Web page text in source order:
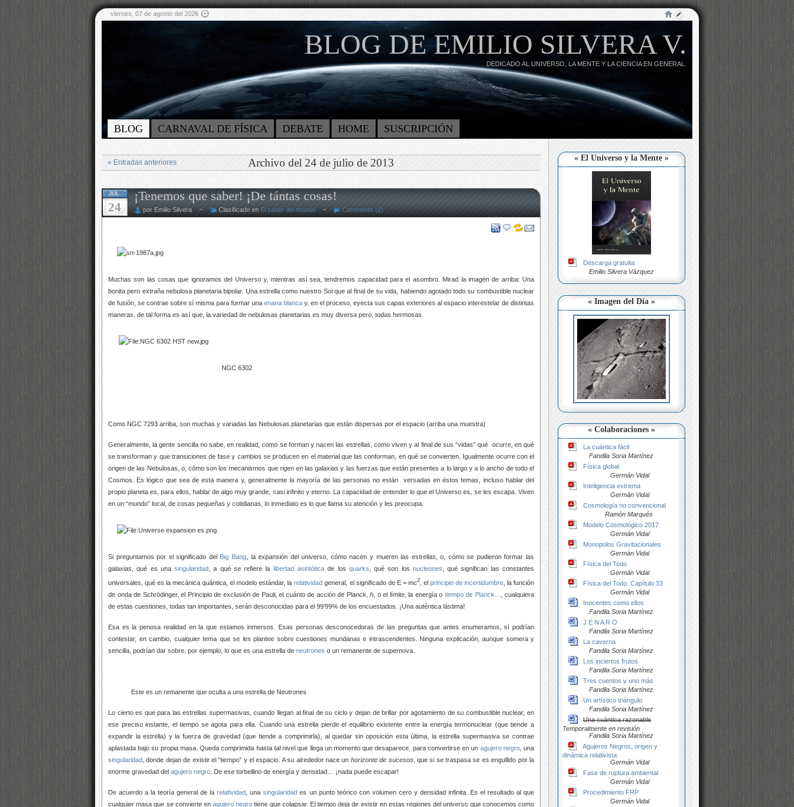
viernes, 07 de agosto del 2026
BLOG DE EMILIO SILVERA V.
DEDICADO AL UNIVERSO, LA MENTE Y LA CIENCIA EN GENERAL.
BLOG CARNAVAL DE FÍSICA DEBATE HOME SUSCRIPCIÓN
« El Universo y la Mente »
Descarga gratuita
Emilio Silvera Vázquez
« Imagen del Día »
« Colaboraciones »
La cuántica fácil
Fandila Soria Martínez
Física global
Germán Vidal
Inteligencia extrema
Germán Vidal
Cosmología no convencional
Ramón Marqués
Modelo Cosmológico 2017
Germán Vidal
Monopolos Gravitacionales
Germán Vidal
Física del Todo
Germán Vidal
Física del Todo. Capítulo 33
Germán Vidal
Inocentes como ellos
Fandila Soria Martínez
J E N A R O
Fandila Soria Martínez
La caverna
Fandila Soria Martínez
Los inciertos frutos
Fandila Soria Martínez
Tres cuentos y uno más
Fandila Soria Martínez
Un artístico triángulo
Fandila Soria Martínez
Una cuántica razonable
Temporalmente en revisión
Fandila Soria Martínez
Agujeros Negros, origen y
dinámica relativista
Germán Vidal
Fase de ruptura ambiental
Germán Vidal
Procedimiento FRP
Germán Vidal
Archivo del 24 de julio de 2013
« Entradas anteriores
JUL
24
¡Tenemos que saber! ¡De tántas cosas!
por Emilio Silvera ~ Clasificado en El saber del mundo~ Comments (2)
Muchas son las cosas que ignoramos del Universo y, mientras así sea, tendremos capacidad para el asombro. Mirad la imagen de arriba: Una
bonita pero extraña nebulosa planetaria bipolar. Una estrella como nuestro Sol que al final de su vida, habiendo agotado todo su combustible nuclear
de fusión, se contrae sobre sí misma para formar una enana blanca y, en el proceso, eyecta sus capas exteriores al espacio interestelar de distintas
maneras, de tal forma es así que, la variedad de nebulosas planetarias es muy diversa pero, todas hermosas.
NGC 6302
Como NGC 7293 arriba, son muchas y variadas las Nebulosas planetarias que están dispersas por el espacio (arriba una muestra)
Generalmente, la gente sencilla no sabe, en realidad, como se forman y nacen las estrellas, como viven y al final de sus “vidas” qué ocurre, en qué
se transforman y que transiciones de fase y cambios se producen en el material que las conforman, en qué se convierten. Igualmente ocurre con el
origen de las Nebulosas, o, cómo son los mecanismos que rigen en las galaxias y las fuerzas que están presentes a lo largo y a lo ancho de todo el
Cosmos. Es lógico que sea de esta manera y, generalmente la mayoría de las personas no están versadas en éstos temas, incluso hablar del
propio planeta es, para ellos, hablar de algo muy grande, casi infinito y eterno. La capacidad de entender lo que el Universo es, se les escapa. Viven
en un “mundo” local, de cosas pequeñas y cotidianas, lo inmediato es lo que llama su atención y les preocupa.
Si preguntamos por el significado del Big Bang, la expansión del universo, cómo nacen y mueren las estrellas, o, cómo se pudieron formar las
galaxias, qué es unasingularidad , a qué se refiere la libertad asintótica de los quarks , qué son los nucleones , qué significan las constantes
universales, qué es la mecánica quántica, el modelo estándar, larelatividad general, el significado de E = mc2, el principio de incertidumbre, la función
de onda de Schrödinger, el Principio de exclusión de Pauli, el cuánto de acción de Planck, h , o el límite, la energía o tiempo de Planck …, cualquiera
de estas cuestiones, todas tan importantes, serán desconocidas para el 99’99% de los encuestados. ¡Una auténtica lástima!
Esa es la penosa realidad en la que estamos inmersos. Esas personas desconocedoras de las preguntas que antes enumeramos, sí podrían
contestar, en cambio, cualquier tema que se les plantee sobre cuestiones mundanas e intrascendentes. Ninguna explicación, aunque somera y
sencilla, podrían dar sobre, por ejemplo, lo que es una estrella de neutrones o un remanente de supernova.
Este es un remanente que oculta a una estrella de Neutrones
Lo cierto es que para las estrellas supermasivas, cuando llegan al final de su ciclo y dejan de brillar por agotamiento de su combustible nuclear, en
ese preciso instante, el tiempo se agota para ella. Cuando una estrella pierde el equilibrio existente entre la energía termonuclear (que tiende a
expandir la estrella) y la fuerza de gravedad (que tiende a comprimirla), al quedar sin oposición esta última, la estrella supermasiva se contrae
aplastada bajo su propia masa. Queda comprimida hasta tal nivel que llega un momento que desaparece, para convertirse en un agujero negro, una
singularidad , donde dejan de existir el “tiempo” y el espacio. A su alrededor nace un horizonte de sucesos, que si se traspasa se es engullido por la
enorme gravedad del agujero negro . De ese torbellino de energía y densidad… ¡nada puede escapar!
De acuerdo a la teoría general de larelatividad , unasingularidad es un punto teórico con volumen cero y densidad infinita. Es el resultado al que
cualquier masa que se convierte enagujero negro tiene que colapsar. El tiempo deja de existir en estas regiones del universo que conocemos como